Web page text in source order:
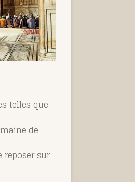
telles que
de
reposer sur